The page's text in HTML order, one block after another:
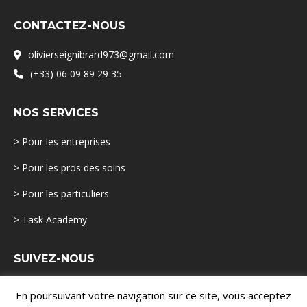
CONTACTEZ-NOUS
olivierseignibrard973@gmail.com
(+33) 06 09 89 29 35
NOS SERVICES
> Pour les entreprises
> Pour les pros des soins
> Pour les particuliers
> Task Academy
SUIVEZ-NOUS
En poursuivant votre navigation sur ce site, vous acceptez